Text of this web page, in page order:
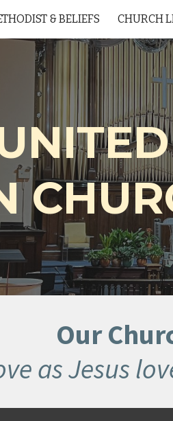
Skip to main content
& BELIEFS CHURCH
Our
as Jesus